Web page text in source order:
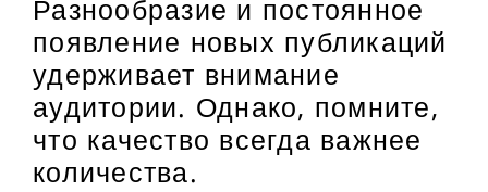
Разнообразие и постоянное
появление новых публикаций
удерживает внимание
аудитории. Однако, помните,
что качество всегда важнее
количества.